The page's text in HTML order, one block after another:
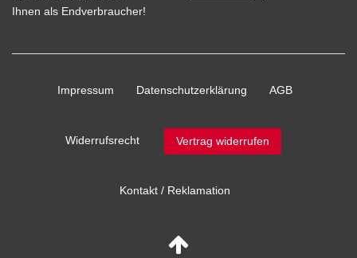
Ihnen als Endverbraucher!
Impressum Daten­schutz­erklärung AGB
Widerrufs­recht Vertrag widerrufen
Kontakt / Reklamation